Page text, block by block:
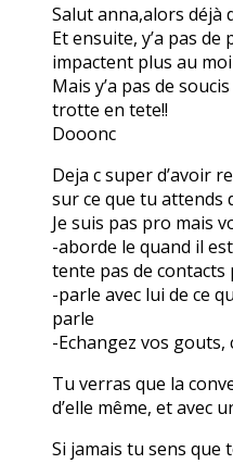
Salut anna,alors déjà
Et ensuite, y’a pas
impactent plus au
Mais y’a pas de
trotte en tete!!
Dooonc
Deja c super d’avoir
sur ce que tu attends
Je suis pas pro mais
-aborde le quand il
tente pas de contacts
-parle avec lui de ce
parle
-Echangez vos gouts,
Tu verras que la
d’elle même, et avec
Si jamais tu sens que